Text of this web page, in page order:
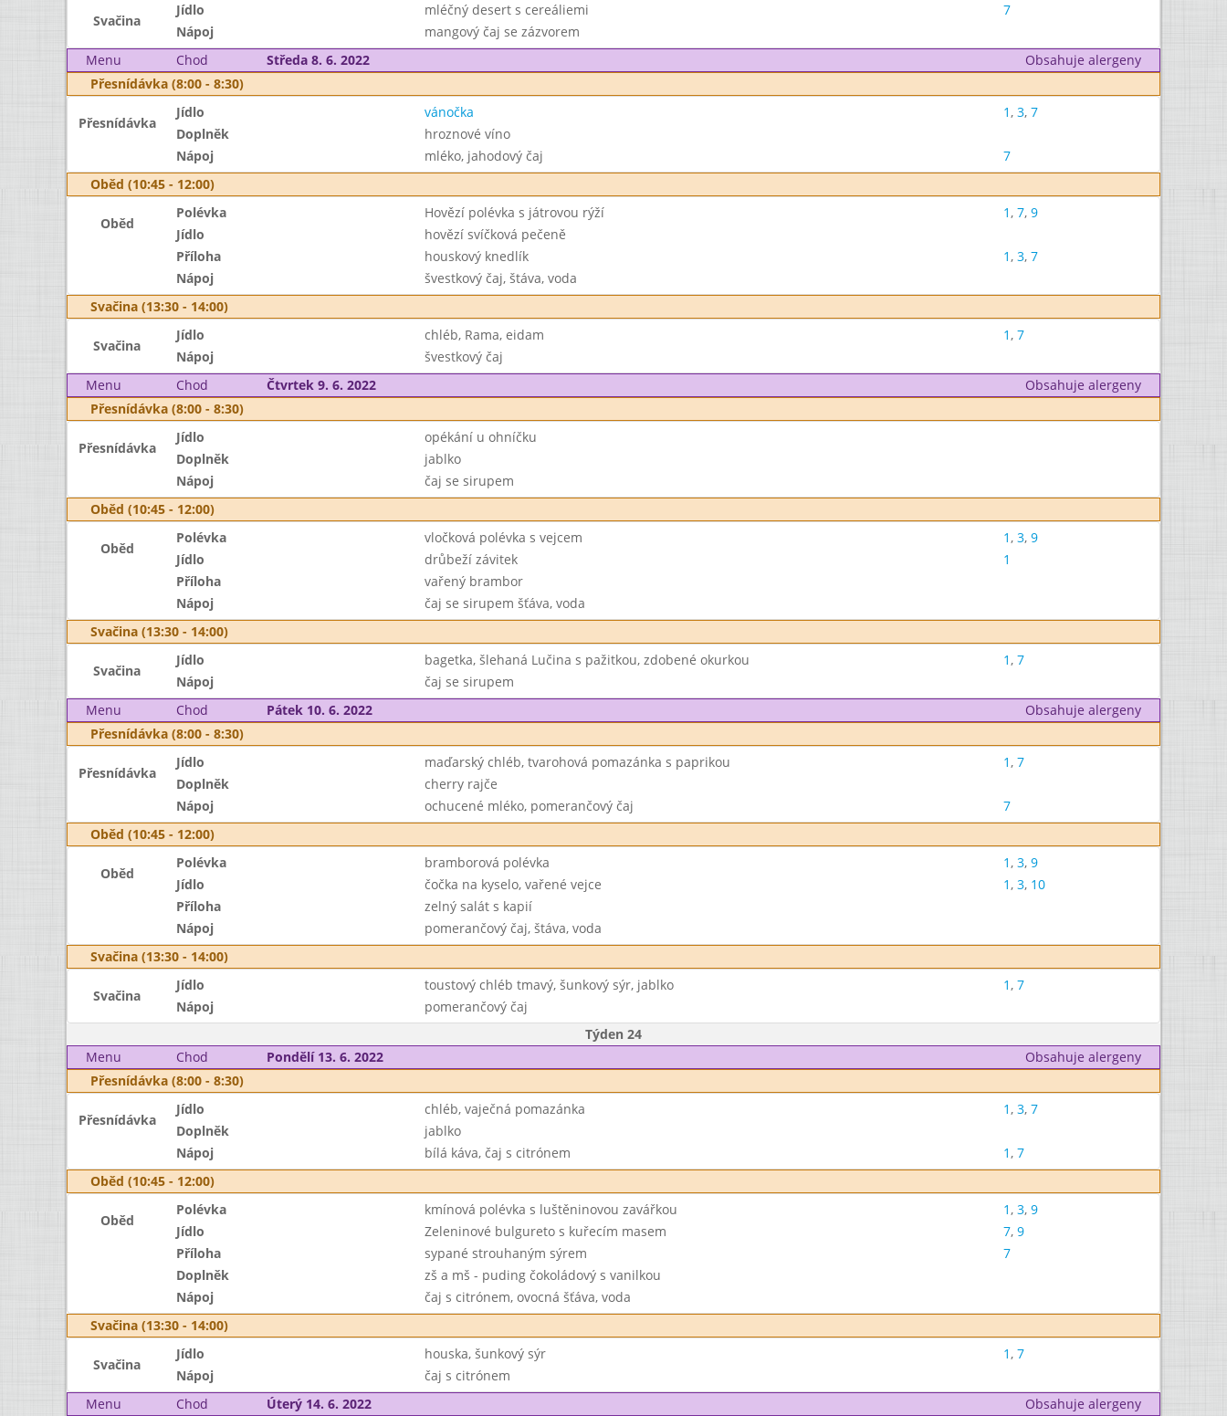
Svačina
Jídlo mléčný desert s cereáliemi
7
Nápoj
mangový čaj se zázvorem
Menu
Chod Středa 8. 6. 2022
Obsahuje alergeny
Přesnídávka (8:00 - 8:30)
Přesnídávka
Jídlo vánočka 1, 3, 7
Doplněk
hroznové víno
Nápoj
mléko, jahodový čaj
7
Oběd (10:45 - 12:00)
Oběd
Polévka Hovězí polévka s játrovou rýží 1, 7, 9
Jídlo
hovězí svíčková pečeně
Příloha
houskový knedlík 1, 3, 7
Nápoj
švestkový čaj, štáva, voda
Svačina (13:30 - 14:00)
Svačina
Jídlo chléb, Rama, eidam 1, 7
Nápoj
švestkový čaj
Menu
Chod Čtvrtek 9. 6. 2022
Obsahuje alergeny
Přesnídávka (8:00 - 8:30)
Přesnídávka
Jídlo
opékání u ohníčku
Doplněk
jablko
Nápoj
čaj se sirupem
Oběd (10:45 - 12:00)
Oběd
Polévka vločková polévka s vejcem 1, 3, 9
Jídlo
drůbeží závitek
1
Příloha
vařený brambor
Nápoj
čaj se sirupem šťáva, voda
Svačina (13:30 - 14:00)
Svačina
Jídlo bagetka, šlehaná Lučina s pažitkou, zdobené okurkou 1, 7
Nápoj
čaj se sirupem
Menu
Chod Pátek 10. 6. 2022
Obsahuje alergeny
Přesnídávka (8:00 - 8:30)
Přesnídávka
Jídlo maďarský chléb, tvarohová pomazánka s paprikou 1, 7
Doplněk
cherry rajče
Nápoj
ochucené mléko, pomerančový čaj
7
Oběd (10:45 - 12:00)
Oběd
Polévka bramborová polévka 1, 3, 9
Jídlo
čočka na kyselo, vařené vejce 1, 3, 10
Příloha
zelný salát s kapií
Nápoj
pomerančový čaj, štáva, voda
Svačina (13:30 - 14:00)
Svačina
Jídlo toustový chléb tmavý, šunkový sýr, jablko 1, 7
Nápoj
pomerančový čaj
Týden 24
Menu
Chod Pondělí 13. 6. 2022
Obsahuje alergeny
Přesnídávka (8:00 - 8:30)
Přesnídávka
Jídlo chléb, vaječná pomazánka 1, 3, 7
Doplněk
jablko
Nápoj
bílá káva, čaj s citrónem 1, 7
Oběd (10:45 - 12:00)
Oběd
Polévka kmínová polévka s luštěninovou zavářkou 1, 3, 9
Jídlo
Zeleninové bulgureto s kuřecím masem 7, 9
Příloha
sypané strouhaným sýrem
7
Doplněk
zš a mš - puding čokoládový s vanilkou
Nápoj
čaj s citrónem, ovocná šťáva, voda
Svačina (13:30 - 14:00)
Svačina
Jídlo houska, šunkový sýr 1, 7
Nápoj
čaj s citrónem
Menu
Chod Úterý 14. 6. 2022 Obsahuje alergeny